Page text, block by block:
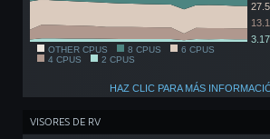
OTHER CPUS 8 CPUS
6 CPUS
4 CPUS
2 CPUS
HAZ CLIC PARA MÁS
VISORES DE RV